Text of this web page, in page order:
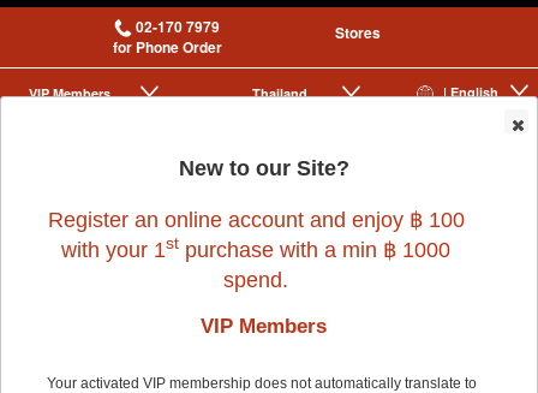
02-170 7979
for Phone Order
Stores
| English
Thailand
VIP Membership
|
New to our Site?
Register an online account and enjoy ฿ 100
with your 1st purchase with a min ฿ 1000
spend.
VIP Members
Your activated VIP membership does not automatically translate to